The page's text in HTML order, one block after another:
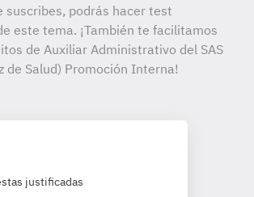
suscribes, podrás hacer test
este tema. ¡También te facilitamos
de Auxiliar Administrativo del SAS
de Salud) Promoción Interna!
justificadas